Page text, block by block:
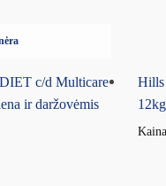
c/d Multicare
ir daržovėmis
12kg